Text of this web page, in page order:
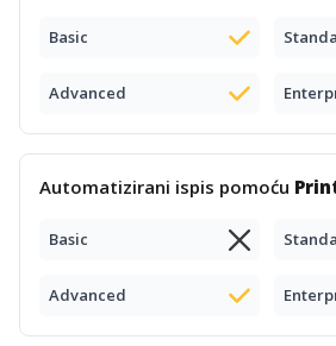
Basic
Advanced
Automatizirani ispis pomoću
Basic
Advanced